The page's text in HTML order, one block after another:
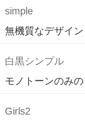
simple
無機質なデザイン
白黒シンプル
モノトーンのみ
Girls2